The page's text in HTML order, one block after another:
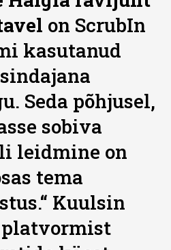
on ScrubIn
kasutanud
Seda põhjusel,
sobiva
leidmine on
tema
Kuulsin
platvormist